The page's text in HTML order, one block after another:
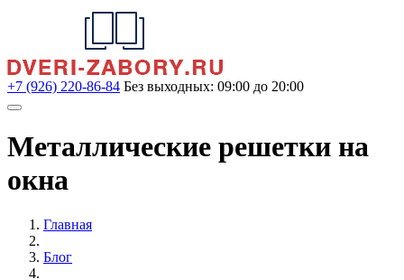
+7 (926) 220-86-84 Без выходных: 09:00 до 20:00
Металлические решетки на
окна
Главная
Блог